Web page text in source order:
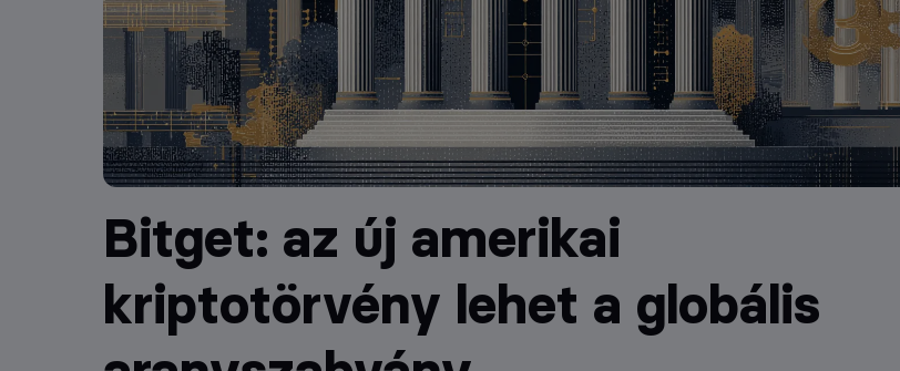
Bitget: az új amerikai
kriptotörvény lehet a globális